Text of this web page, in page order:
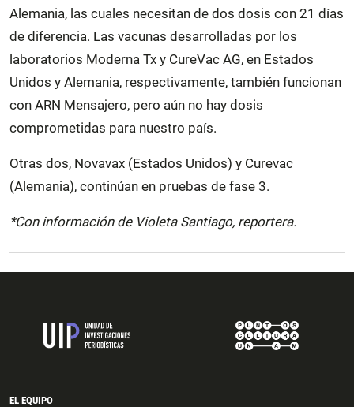
Alemania, las cuales necesitan de dos dosis con 21 días
de diferencia. Las vacunas desarrolladas por los
laboratorios Moderna Tx y CureVac AG, en Estados
Unidos y Alemania, respectivamente, también funcionan
con ARN Mensajero, pero aún no hay dosis
comprometidas para nuestro país.
Otras dos, Novavax (Estados Unidos) y Curevac
(Alemania), continúan en pruebas de fase 3.
*Con información de Violeta Santiago, reportera.
EL EQUIPO